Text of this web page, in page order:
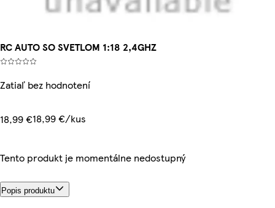
RC AUTO SO SVETLOM 1:18 2,4GHZ
Zatiaľ bez hodnotení
18,99 €18,99 €/kus
Tento produkt je momentálne nedostupný
Popis produktu